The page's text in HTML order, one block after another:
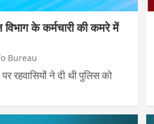
के कर्मचारी की कमरे में
Bureau
ने दी थी पुलिस को